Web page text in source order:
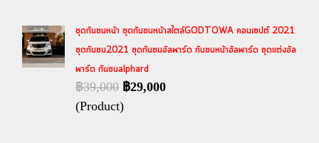
ชุดกันชนหน้า ชุดกันชนหน้าสไตล์GODTOWA คอนเซปต์ 2021
ชุดกันชน2021 ชุดกันชนอัลพาร์ด กันชนหน้าอัลพาร์ด ชุดแต่งอัล
พาร์ด กันชนalphard
฿39,000 ฿29,000
(Product)